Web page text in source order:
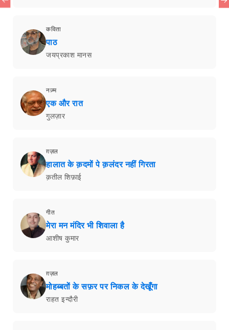
कविता
पाठ
जयप्रकाश मानस
नज़्म
एक और रात
गुलज़ार
ग़ज़ल
हालात के क़दमों पे क़लंदर नहीं गिरता
क़तील शिफ़ाई
गीत
मेरा मन मंदिर भी शिवाला है
आशीष कुमार
ग़ज़ल
मोहब्बतों के सफ़र पर निकल के देखूँगा
राहत इन्दौरी